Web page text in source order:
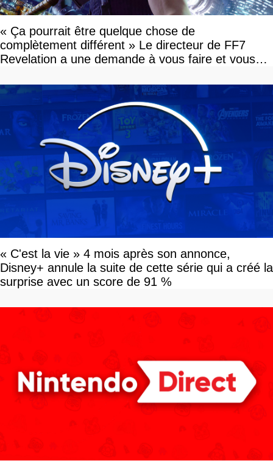
« Ça pourrait être quelque chose de
complètement différent » Le directeur de FF7
Revelation a une demande à vous faire et vous
« C'est la vie » 4 mois après son annonce,
Disney+ annule la suite de cette série qui a créé la
surprise avec un score de 91 %